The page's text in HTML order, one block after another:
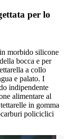
per lo
morbido silicone
bocca e per
a collo
e palato. I
indipendente
alimentare al
in gomma
policiclici